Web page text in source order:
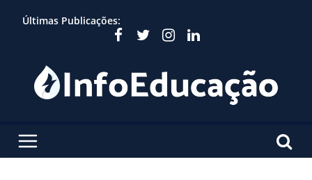
Últimas Publicações: